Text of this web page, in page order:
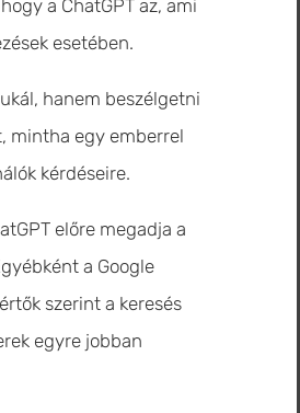
a ChatGPT az, ami
esetében.
hanem beszélgetni
mintha egy emberrel
kérdéseire.
előre megadja a
a Google
szerint a keresés
egyre jobban